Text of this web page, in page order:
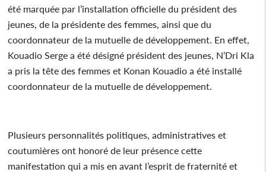
été marquée par l’installation officielle du président des
jeunes, de la présidente des femmes, ainsi que du
coordonnateur de la mutuelle de développement. En effet,
Kouadio Serge a été désigné président des jeunes, N’Dri Kla
a pris la tête des femmes et Konan Kouadio a été installé
coordonnateur de la mutuelle de développement.
Plusieurs personnalités politiques, administratives et
coutumières ont honoré de leur présence cette
manifestation qui a mis en avant l’esprit de fraternité et